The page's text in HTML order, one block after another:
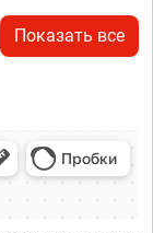
Показать все